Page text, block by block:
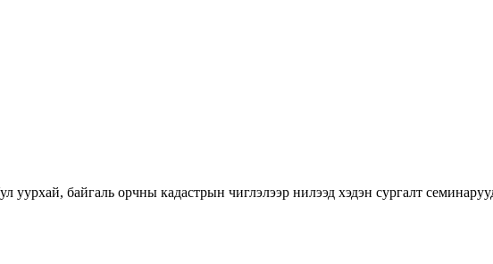
байгаль орчны кадастрын чиглэлээр нилээд хэдэн сургалт